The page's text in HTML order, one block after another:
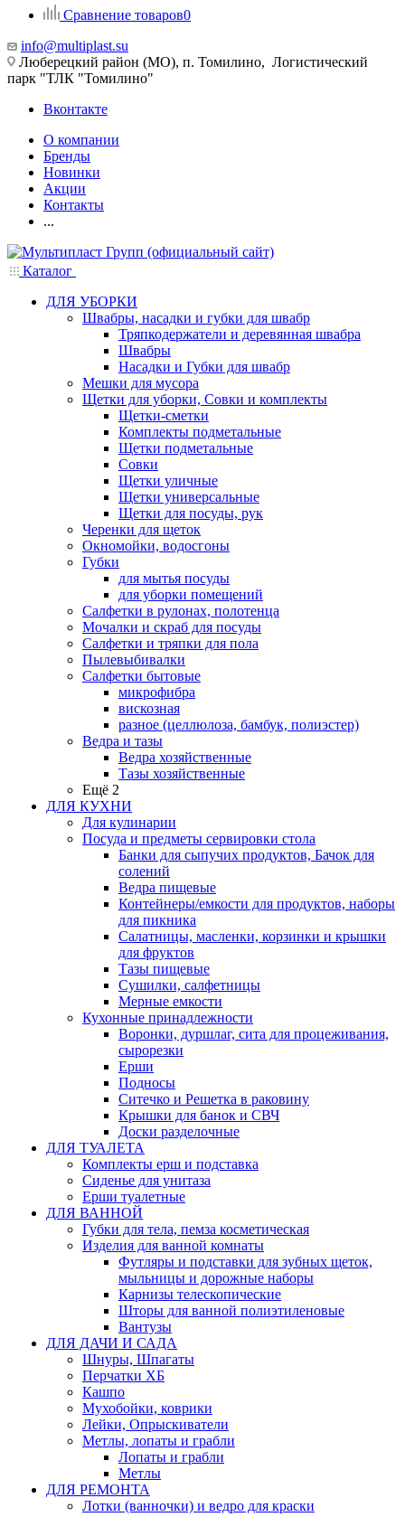
Сравнение товаров0
info@multiplast.su
Люберецкий район (МО), п. Томилино, Логистический
парк "ТЛК "Томилино"
Вконтакте
О компании
Бренды
Новинки
Акции
Контакты
...
Каталог
ДЛЯ УБОРКИ
Швабры, насадки и губки для швабр
Тряпкодержатели и деревянная швабра
Швабры
Насадки и Губки для швабр
Мешки для мусора
Щетки для уборки, Совки и комплекты
Щетки-сметки
Комплекты подметальные
Щетки подметальные
Совки
Щетки уличные
Щетки универсальные
Щетки для посуды, рук
Черенки для щеток
Окномойки, водосгоны
Губки
для мытья посуды
для уборки помещений
Салфетки в рулонах, полотенца
Мочалки и скраб для посуды
Салфетки и тряпки для пола
Пылевыбивалки
Салфетки бытовые
микрофибра
вискозная
разное (целлюлоза, бамбук, полиэстер)
Ведра и тазы
Ведра хозяйственные
Тазы хозяйственные
Ещё 2
ДЛЯ КУХНИ
Для кулинарии
Посуда и предметы сервировки стола
Банки для сыпучих продуктов, Бачок для
солений
Ведра пищевые
Контейнеры/емкости для продуктов, наборы
для пикника
Салатницы, масленки, корзинки и крышки
для фруктов
Тазы пищевые
Сушилки, салфетницы
Мерные емкости
Кухонные принадлежности
Воронки, дуршлаг, сита для процеживания,
сырорезки
Ерши
Подносы
Ситечко и Решетка в раковину
Крышки для банок и СВЧ
Доски разделочные
ДЛЯ ТУАЛЕТА
Комплекты ерш и подставка
Сиденье для унитаза
Ерши туалетные
ДЛЯ ВАННОЙ
Губки для тела, пемза косметическая
Изделия для ванной комнаты
Футляры и подставки для зубных щеток,
мыльницы и дорожные наборы
Карнизы телескопические
Шторы для ванной полиэтиленовые
Вантузы
ДЛЯ ДАЧИ И САДА
Шнуры, Шпагаты
Перчатки ХБ
Кашпо
Мухобойки, коврики
Лейки, Опрыскиватели
Метлы, лопаты и грабли
Лопаты и грабли
Метлы
ДЛЯ РЕМОНТА
Лотки (ванночки) и ведро для краски